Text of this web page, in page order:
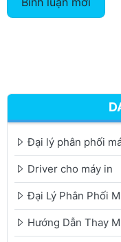
Đại lý phân phối
Driver cho máy in
Đại Lý Phân Phối
Hướng Dẫn Thay